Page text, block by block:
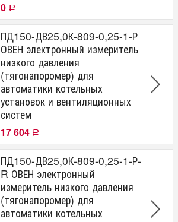
0 Р
ПД150-ДВ25,0К-809-0,25-1-Р
ОВЕН электронный измеритель
низкого давления
(тягонапоромер) для
автоматики котельных
установок и вентиляционных
систем
17 604 Р
ПД150-ДВ25,0К-809-0,25-1-Р-
R ОВЕН электронный
измеритель низкого давления
(тягонапоромер) для
автоматики котельных